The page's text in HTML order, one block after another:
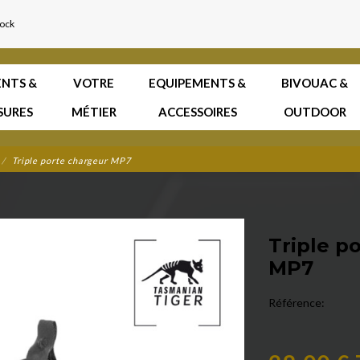
&
VOTRE
MÉTIER
EQUIPEMENTS &
ACCESSOIRES
BIVOUAC &
OUTDOOR
Triple porte chargeur MP7
Triple
MP7
Référence: